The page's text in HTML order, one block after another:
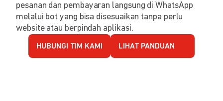
pesanan dan pembayaran langsung di WhatsApp
melalui bot yang bisa disesuaikan tanpa perlu
website atau berpindah aplikasi.
HUBUNGI TIM KAMI LIHAT PANDUAN